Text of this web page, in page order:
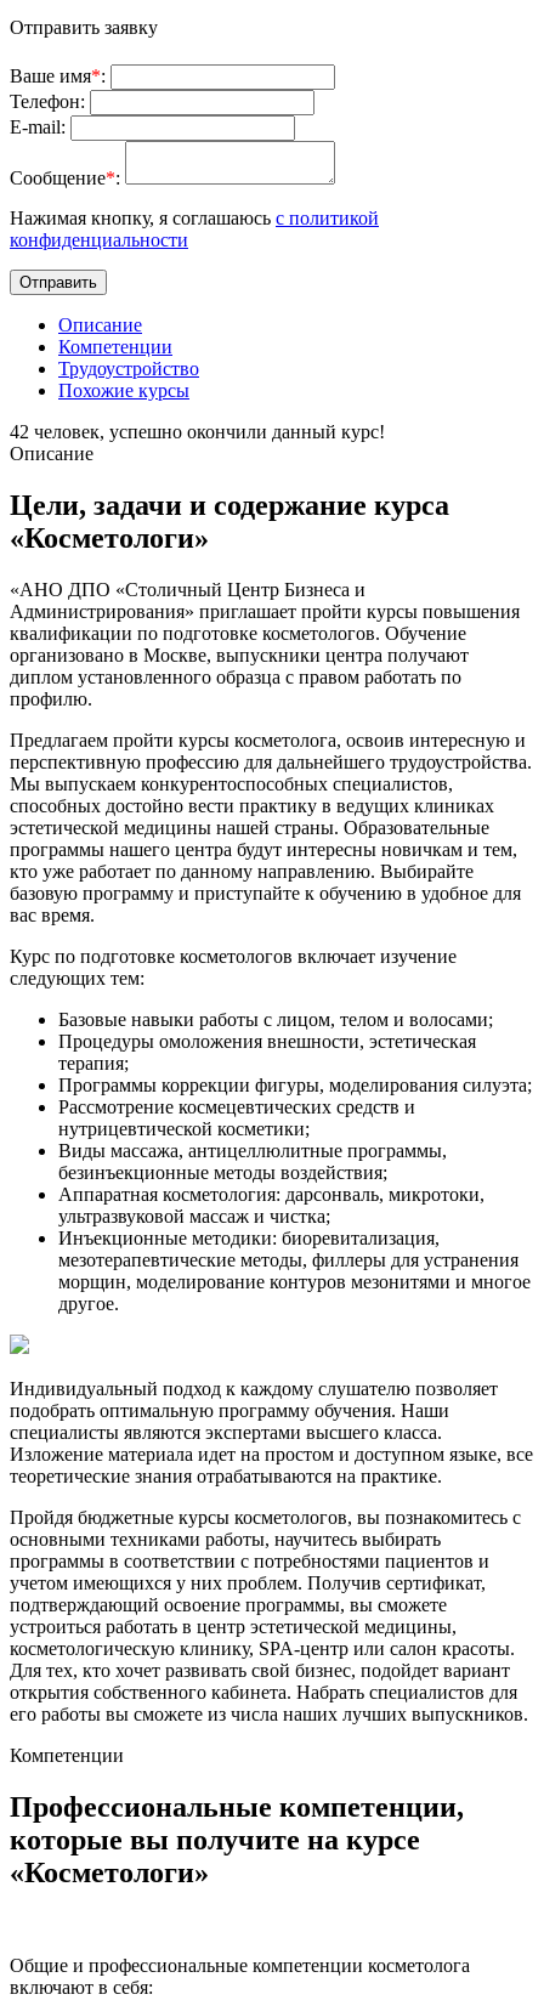
Отправить заявку
Ваше имя*:
Телефон:
E-mail:
Сообщение*:
Нажимая кнопку, я соглашаюсь с политикой
конфиденциальности
Отправить
Описание
Компетенции
Трудоустройство
Похожие курсы
42 человек, успешно окончили данный курс!
Описание
Цели, задачи и содержание курса
«Косметологи»
«АНО ДПО «Столичный Центр Бизнеса и
Администрирования» приглашает пройти курсы повышения
квалификации по подготовке косметологов. Обучение
организовано в Москве, выпускники центра получают
диплом установленного образца с правом работать по
профилю.
Предлагаем пройти курсы косметолога, освоив интересную и
перспективную профессию для дальнейшего трудоустройства.
Мы выпускаем конкурентоспособных специалистов,
способных достойно вести практику в ведущих клиниках
эстетической медицины нашей страны. Образовательные
программы нашего центра будут интересны новичкам и тем,
кто уже работает по данному направлению. Выбирайте
базовую программу и приступайте к обучению в удобное для
вас время.
Курс по подготовке косметологов включает изучение
следующих тем:
Базовые навыки работы с лицом, телом и волосами;
Процедуры омоложения внешности, эстетическая
терапия;
Программы коррекции фигуры, моделирования силуэта;
Рассмотрение космецевтических средств и
нутрицевтической косметики;
Виды массажа, антицеллюлитные программы,
безинъекционные методы воздействия;
Аппаратная косметология: дарсонваль, микротоки,
ультразвуковой массаж и чистка;
Инъекционные методики: биоревитализация,
мезотерапевтические методы, филлеры для устранения
морщин, моделирование контуров мезонитями и многое
другое.
Индивидуальный подход к каждому слушателю позволяет
подобрать оптимальную программу обучения. Наши
специалисты являются экспертами высшего класса.
Изложение материала идет на простом и доступном языке, все
теоретические знания отрабатываются на практике.
Пройдя бюджетные курсы косметологов, вы познакомитесь с
основными техниками работы, научитесь выбирать
программы в соответствии с потребностями пациентов и
учетом имеющихся у них проблем. Получив сертификат,
подтверждающий освоение программы, вы сможете
устроиться работать в центр эстетической медицины,
косметологическую клинику, SPA-центр или салон красоты.
Для тех, кто хочет развивать свой бизнес, подойдет вариант
открытия собственного кабинета. Набрать специалистов для
его работы вы сможете из числа наших лучших выпускников.
Компетенции
Профессиональные компетенции,
которые вы получите на курсе
«Косметологи»
Общие и профессиональные компетенции косметолога
включают в себя: